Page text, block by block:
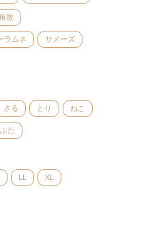
散
ラムネ サメーズ
さる とり ねこ
ぶた
LL XL